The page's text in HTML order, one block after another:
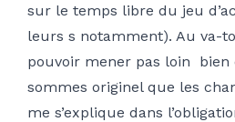
sur le temps libre du jeu
leurs s notamment). Au va-
pouvoir mener pas loin bien
sommes originel que les
me s’explique dans